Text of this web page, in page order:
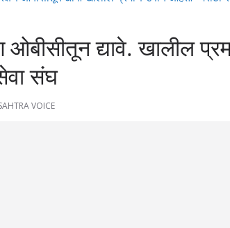
ओबीसीतून द्यावे. खालील
संघ
VOICE